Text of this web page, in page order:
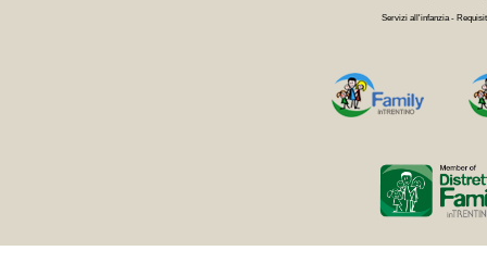
Servizi all'infanzia -